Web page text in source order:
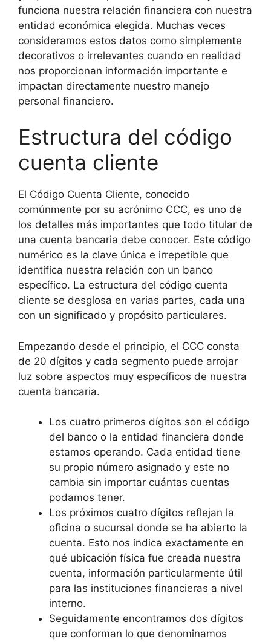
funciona nuestra relación financiera con nuestra
entidad económica elegida. Muchas veces
consideramos estos datos como simplemente
decorativos o irrelevantes cuando en realidad
nos proporcionan información importante e
impactan directamente nuestro manejo
personal financiero.
Estructura del código
cuenta cliente
El Código Cuenta Cliente, conocido
comúnmente por su acrónimo CCC, es uno de
los detalles más importantes que todo titular de
una cuenta bancaria debe conocer. Este código
numérico es la clave única e irrepetible que
identifica nuestra relación con un banco
específico. La estructura del código cuenta
cliente se desglosa en varias partes, cada una
con un significado y propósito particulares.
Empezando desde el principio, el CCC consta
de 20 dígitos y cada segmento puede arrojar
luz sobre aspectos muy específicos de nuestra
cuenta bancaria.
Los cuatro primeros dígitos son el código
del banco o la entidad financiera donde
estamos operando. Cada entidad tiene
su propio número asignado y este no
cambia sin importar cuántas cuentas
podamos tener.
Los próximos cuatro dígitos reflejan la
oficina o sucursal donde se ha abierto la
cuenta. Esto nos indica exactamente en
qué ubicación física fue creada nuestra
cuenta, información particularmente útil
para las instituciones financieras a nivel
interno.
Seguidamente encontramos dos dígitos
que conforman lo que denominamos